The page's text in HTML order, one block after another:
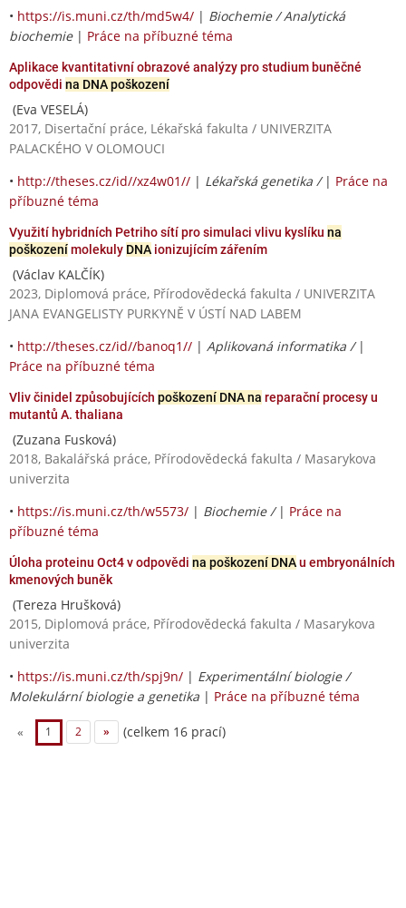
• https://is.muni.cz/th/md5w4/ | Biochemie / Analytická
biochemie| Práce na příbuzné téma
Aplikace kvantitativní obrazové analýzy pro studium buněčné
odpovědi na DNA poškození
(Eva VESELÁ)
2017, Disertační práce, Lékařská fakulta / UNIVERZITA
PALACKÉHO V OLOMOUCI
• http://theses.cz/id//xz4w01// | Lékařská genetika / | Práce na
příbuzné téma
Využití hybridních Petriho sítí pro simulaci vlivu kyslíku na
poškozenímolekuly DNA ionizujícím zářením
(Václav KALČÍK)
2023, Diplomová práce, Přírodovědecká fakulta / UNIVERZITA
JANA EVANGELISTY PURKYNĚ V ÚSTÍ NAD LABEM
• http://theses.cz/id//banoq1// | Aplikovaná informatika / |
Práce na příbuzné téma
Vliv činidel způsobujících poškození DNA na reparační procesy u
mutantů A. thaliana
(Zuzana Fusková)
2018, Bakalářská práce, Přírodovědecká fakulta / Masarykova
univerzita
• https://is.muni.cz/th/w5573/ | Biochemie / | Práce na
příbuzné téma
Úloha proteinu Oct4 v odpovědi na poškození DNAu embryonálních
kmenových buněk
(Tereza Hrušková)
2015, Diplomová práce, Přírodovědecká fakulta / Masarykova
univerzita
• https://is.muni.cz/th/spj9n/ | Experimentální biologie /
Molekulární biologie a genetika | Práce na příbuzné téma
« 1 2 » (celkem 16 prací)